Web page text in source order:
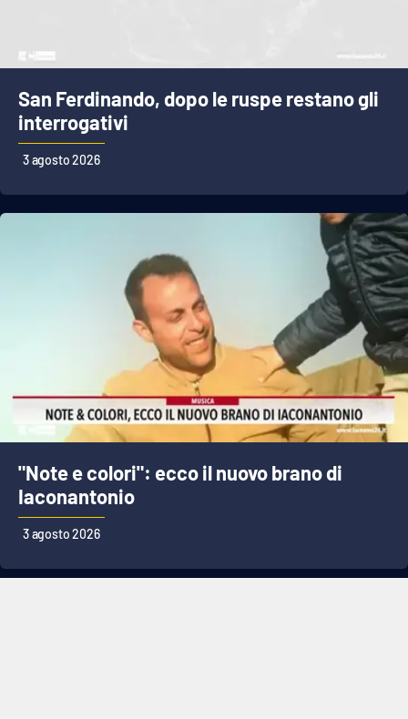
San Ferdinando, dopo le ruspe restano gli
interrogativi
3 agosto 2026
"Note e colori": ecco il nuovo brano di
Iaconantonio
3 agosto 2026